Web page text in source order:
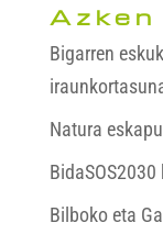
Bigarren
Natura
Bilboko eta